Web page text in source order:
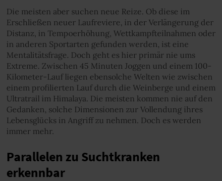
Die meisten aber suchen neue Reize. Ob diese im
Erschließen neuer Laufreviere, in der Verlängerung der
Distanz, in Tempoerhöhung, Wettkampfteilnahmen oder
in anderen Sportarten gefunden werden, ist eine
Mentalitätsfrage. Doch geht es hier primär nie ums
Extreme. Zwischen 45 Minuten Joggen und einem 100-
Kilometer-Lauf liegen ebensolche Welten wie zwischen
einem profilierten Lauf durch die Weinberge und einem
Ultratrail im Himalaya. Die meisten kommen nie auf den
Gedanken, solche Dimensionen zur Vollendung ihres
Lebensglücks in Angriff zu nehmen. Doch es werden
immer mehr.
Parallelen zu Suchtkranken
erkennbar